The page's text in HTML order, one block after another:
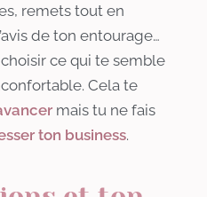
remets tout en
de ton entourage…
ce qui te semble
Cela te
mais tu ne fais
ton business.